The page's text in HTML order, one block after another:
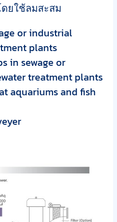
ดยใช้ลมสะสม
or industrial
plants
in sewage or
treatment plants
aquariums and fish